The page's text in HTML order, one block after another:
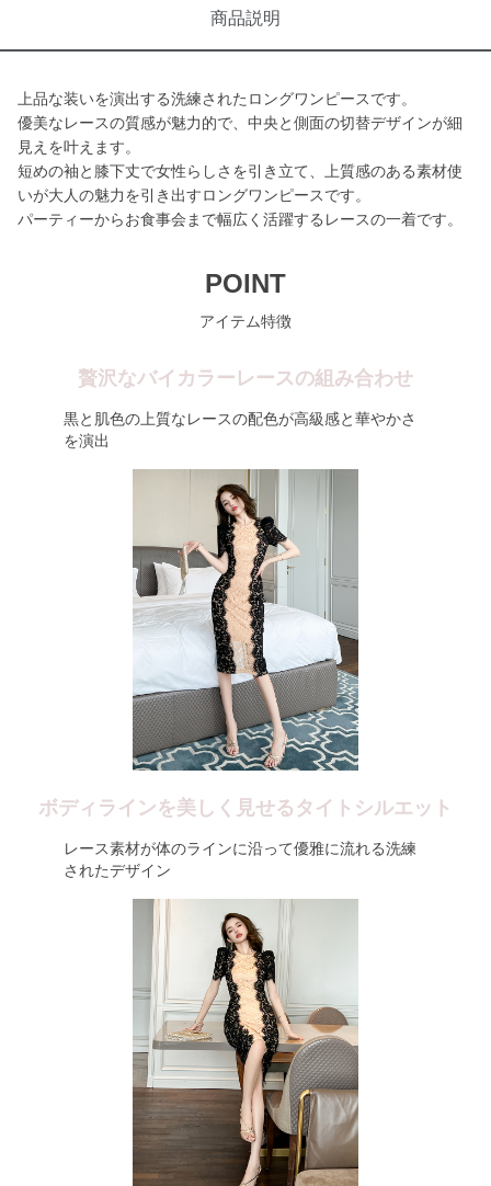
商品説明
上品な装いを演出する洗練されたロングワンピースです。
優美なレースの質感が魅力的で、中央と側面の切替デザインが細
見えを叶えます。
短めの袖と膝下丈で女性らしさを引き立て、上質感のある素材使
いが大人の魅力を引き出すロングワンピースです。
パーティーからお食事会まで幅広く活躍するレースの一着です。
POINT
アイテム特徴
贅沢なバイカラーレースの組み合わせ
黒と肌色の上質なレースの配色が高級感と華やかさ
を演出
ボディラインを美しく見せるタイトシルエット
レース素材が体のラインに沿って優雅に流れる洗練
されたデザイン